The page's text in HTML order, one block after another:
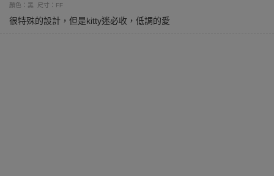
顏色：黑
尺寸：FF
很特殊的設計，但是kitty迷必收，低調的愛